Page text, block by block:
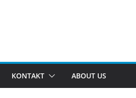
KONTAKT ABOUT US